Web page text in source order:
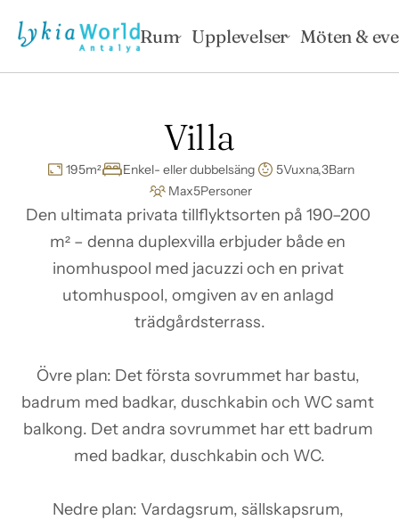
Rum Upplevelser Möten &
Villa
195m² Enkel- eller dubbelsäng 5Vuxna,3Barn
Max5Personer
Den ultimata privata tillflyktsorten på 190–200
m² – denna duplexvilla erbjuder både en
inomhuspool med jacuzzi och en privat
utomhuspool, omgiven av en anlagd
trädgårdsterrass.
Övre plan: Det första sovrummet har bastu,
badrum med badkar, duschkabin och WC samt
balkong. Det andra sovrummet har ett badrum
med badkar, duschkabin och WC.
Nedre plan: Vardagsrum, sällskapsrum,